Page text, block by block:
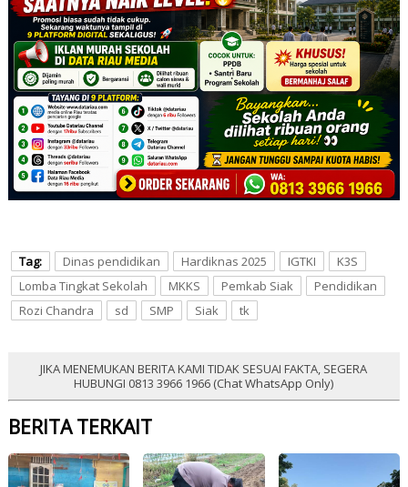
Tag: Dinas pendidikan Hardiknas 2025 IGTKI
K3S
Lomba Tingkat Sekolah
MKKS Pemkab Siak
Pendidikan
Rozi Chandra
sd SMP Siak tk
JIKA MENEMUKAN BERITA KAMI TIDAK SESUAI FAKTA, SEGERA
HUBUNGI 0813 3966 1966 (Chat WhatsApp Only)
BERITA TERKAIT